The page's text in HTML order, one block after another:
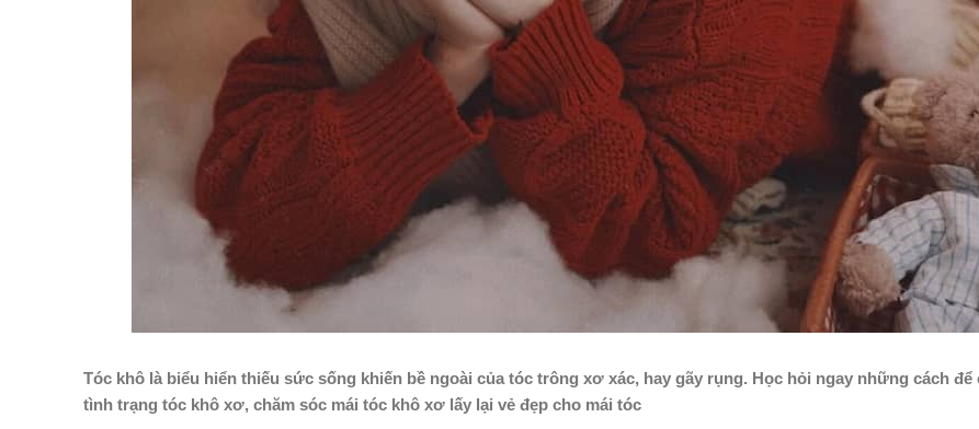
Tóc khô là biểu hiển thiếu sức sống khiến bề ngoài của tóc trông xơ xác, hay gãy rụng. Học hỏi ngay những cách để
tình trạng tóc khô xơ, chăm sóc mái tóc khô xơ lấy lại vẻ đẹp cho mái tóc